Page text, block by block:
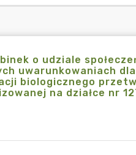
o udziale
uwarunkowaniach
biologicznego
na działce nr